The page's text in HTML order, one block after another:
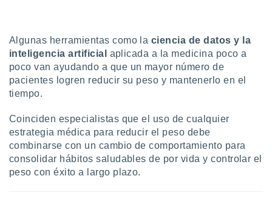
Algunas herramientas como la ciencia de datos y la
inteligencia artificial aplicada a la medicina poco a
poco van ayudando a que un mayor número de
pacientes logren reducir su peso y mantenerlo en el
tiempo.
Coinciden especialistas que el uso de cualquier
estrategia médica para reducir el peso debe
combinarse con un cambio de comportamiento para
consolidar hábitos saludables de por vida y controlar el
peso con éxito a largo plazo.